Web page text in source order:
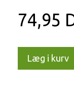
74,95
Læg i kurv